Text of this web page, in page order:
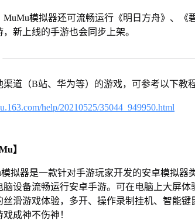
MuMu模拟器还可流畅运行《明日方舟》、《
新上线的手游也会同步上架。
渠道（B站、华为等）的游戏，可参考以下教程
help/20210525/35044_949950.html
】
拟器是一款针对手游玩家开发的安卓模拟器
脑设备流畅运行安卓手游。可在电脑上大屏
丝滑游戏体验，多开、操作录制挂机、智能
成神不伤神！